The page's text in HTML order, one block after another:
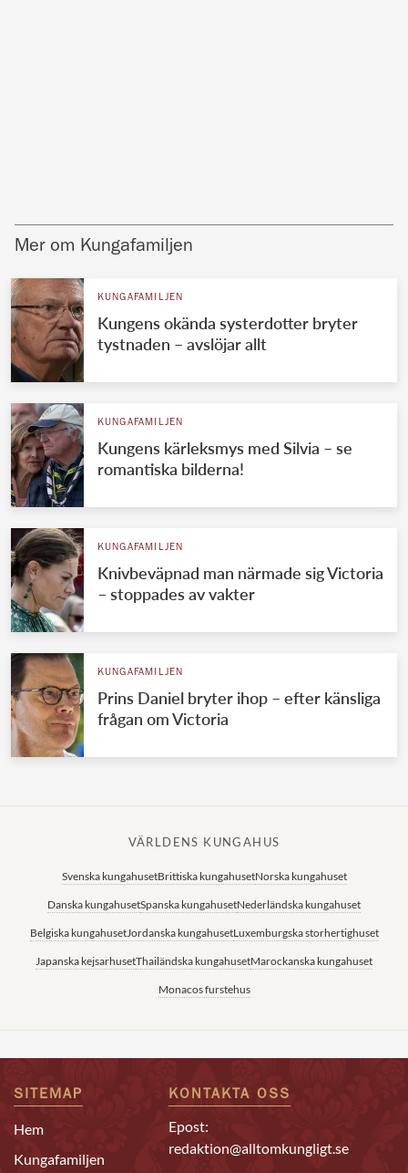
Mer om Kungafamiljen
KUNGAFAMILJEN
Kungens okända systerdotter bryter
tystnaden – avslöjar allt
KUNGAFAMILJEN
Kungens kärleksmys med Silvia – se
romantiska bilderna!
KUNGAFAMILJEN
Knivbeväpnad man närmade sig Victoria
– stoppades av vakter
KUNGAFAMILJEN
Prins Daniel bryter ihop – efter känsliga
frågan om Victoria
VÄRLDENS KUNGAHUS
Svenska kungahusetBrittiska kungahusetNorska kungahuset
Danska kungahusetSpanska kungahusetNederländska kungahuset
Belgiska kungahusetJordanska kungahusetLuxemburgska storhertighuset
Japanska kejsarhusetThailändska kungahusetMarockanska kungahuset
Monacos furstehus
SITEMAP
Hem
Kungafamiljen
KONTAKTA OSS
Epost:
redaktion@alltomkungligt.se